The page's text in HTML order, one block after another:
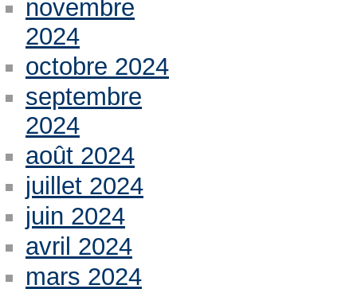
novembre
2024
octobre 2024
septembre
2024
août 2024
juillet 2024
juin 2024
avril 2024
mars 2024